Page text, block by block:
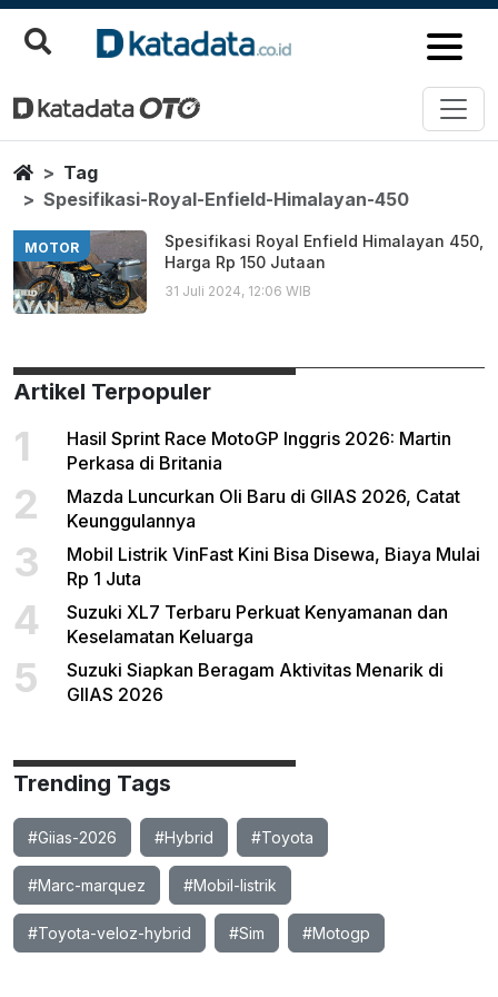
Spesifikasi Royal Enfield
Berita Terbaru
HomeTag
Spesifikasi-Royal-Enfield-Himalayan-450
MOTOR
Spesifikasi Royal Enfield Himalayan 450,
Harga Rp 150 Jutaan
31 Juli 2024, 12:06 WIB
Artikel Terpopuler
1
Hasil Sprint Race MotoGP Inggris 2026: Martin
Perkasa di Britania
2
Mazda Luncurkan Oli Baru di GIIAS 2026, Catat
Keunggulannya
3
Mobil Listrik VinFast Kini Bisa Disewa, Biaya Mulai
Rp 1 Juta
4
Suzuki XL7 Terbaru Perkuat Kenyamanan dan
Keselamatan Keluarga
5
Suzuki Siapkan Beragam Aktivitas Menarik di
GIIAS 2026
Trending Tags
#Giias-2026 #Hybrid #Toyota
#Marc-marquez #Mobil-listrik
#Toyota-veloz-hybrid #Sim #Motogp